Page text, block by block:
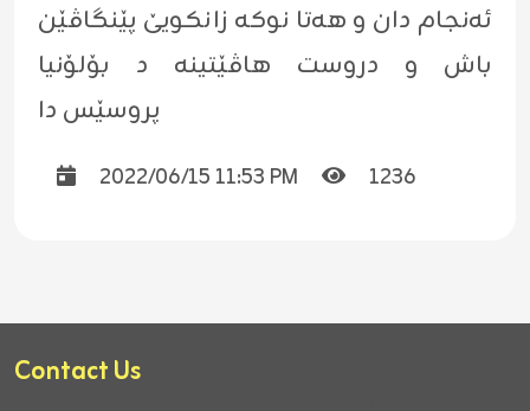
ئەنجام دان و هەتا نوکە زانکویێ پێنگاڤێن
باش و دروست هاڤێتینە د بۆلۆنیا
2022/06/15 11:53 PM 1236
Contact Us